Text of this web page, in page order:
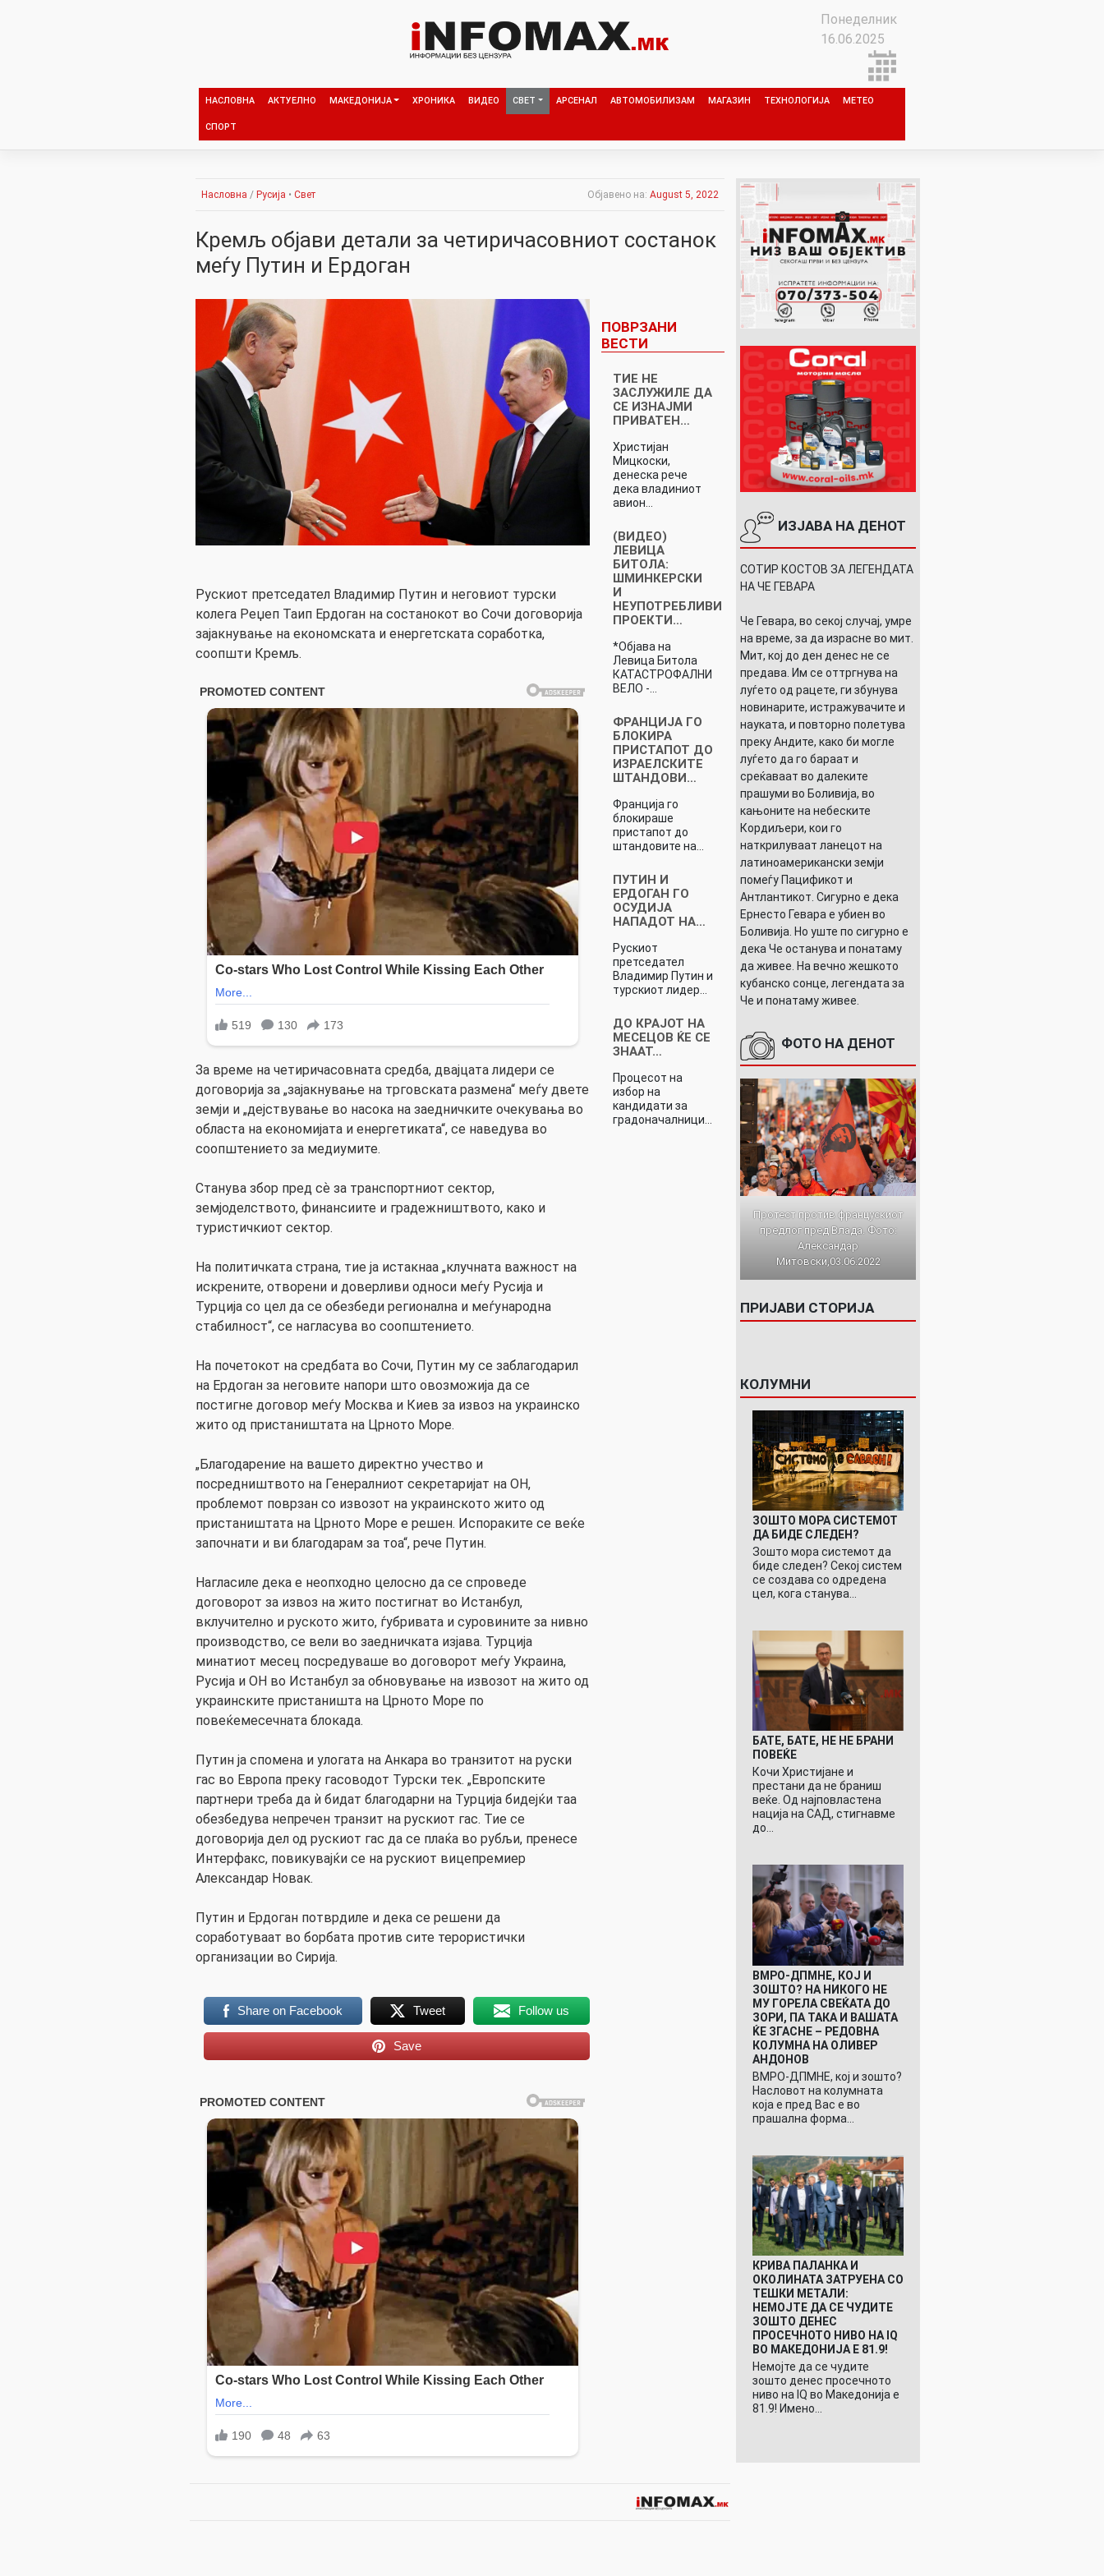
Понеделник
16.06.2025
НАСЛОВНА АКТУЕЛНО МАКЕДОНИЈА ХРОНИКА ВИДЕО СВЕТ АРСЕНАЛ АВТОМОБИЛИЗАМ МАГАЗИН ТЕХНОЛОГИЈА МЕТЕО
СПОРТ
Насловна / Русија • Свет Објавено на: August 5, 2022
Кремљ објави детали за четиричасовниот состанок
меѓу Путин и Ердоган
Рускиот претседател Владимир Путин и неговиот турски
колега Реџеп Таип Ердоган на состанокот во Сочи договорија
зајакнување на економската и енергетската соработка,
соопшти Кремљ.
За време на четиричасовната средба, двајцата лидери се
договорија за „зајакнување на трговската размена“ меѓу двете
земји и „дејствување во насока на заедничките очекувања во
областа на економијата и енергетиката“, се наведува во
соопштението за медиумите.
Станува збор пред сѐ за транспортниот сектор,
земјоделството, финансиите и градежништвото, како и
туристичкиот сектор.
На политичката страна, тие ја истакнаа „клучната важност на
искрените, отворени и доверливи односи меѓу Русија и
Турција со цел да се обезбеди регионална и меѓународна
стабилност“, се нагласува во соопштението.
На почетокот на средбата во Сочи, Путин му се заблагодарил
на Ердоган за неговите напори што овозможија да се
постигне договор меѓу Москва и Киев за извоз на украинско
жито од пристаништата на Црното Море.
„Благодарение на вашето директно учество и
посредништвото на Генералниот секретаријат на ОН,
проблемот поврзан со извозот на украинското жито од
пристаништата на Црното Море е решен. Испораките се веќе
започнати и ви благодарам за тоа“, рече Путин.
Нагласиле дека е неопходно целосно да се спроведе
договорот за извоз на жито постигнат во Истанбул,
вклучително и руското жито, ѓубривата и суровините за нивно
производство, се вели во заедничката изјава. Турција
минатиот месец посредуваше во договорот меѓу Украина,
Русија и ОН во Истанбул за обновување на извозот на жито од
украинските пристаништа на Црното Море по
повеќемесечната блокада.
Путин ја спомена и улогата на Анкара во транзитот на руски
гас во Европа преку гасоводот Турски тек. „Европските
партнери треба да ѝ бидат благодарни на Турција бидејќи таа
обезбедува непречен транзит на рускиот гас. Тие се
договорија дел од рускиот гас да се плаќа во рубљи, пренесе
Интерфакс, повикувајќи се на рускиот вицепремиер
Александар Новак.
Путин и Ердоган потврдиле и дека се решени да
соработуваат во борбата против сите терористички
организации во Сирија.
Share on Facebook Tweet Follow us
Save
ПОВРЗАНИ
ВЕСТИ
ТИЕ НЕ
ЗАСЛУЖИЛЕ ДА
СЕ ИЗНАЈМИ
ПРИВАТЕН…
Христијан
Мицкоски,
денеска рече
дека владиниот
авион…
(ВИДЕО)
ЛЕВИЦА
БИТОЛА:
ШМИНКЕРСКИ
И
НЕУПОТРЕБЛИВИ
ПРОЕКТИ…
*Објава на
Левица Битола
КАТАСТРОФАЛНИ
ВЕЛО -…
ФРАНЦИЈА ГО
БЛОКИРА
ПРИСТАПОТ ДО
ИЗРАЕЛСКИТЕ
ШТАНДОВИ…
Франција го
блокираше
пристапот до
штандовите на…
ПУТИН И
ЕРДОГАН ГО
ОСУДИЈА
НАПАДОТ НА…
Рускиот
претседател
Владимир Путин и
турскиот лидер…
ДО КРАЈОТ НА
МЕСЕЦОВ ЌЕ СЕ
ЗНААТ…
Процесот на
избор на
кандидати за
градоначалници…
ИЗЈАВА НА ДЕНОТ
СОТИР КОСТОВ ЗА ЛЕГЕНДАТА
НА ЧЕ ГЕВАРА
Че Гевара, во секој случај, умре
на време, за да израсне во мит.
Мит, кој до ден денес не се
предава. Им се оттргнува на
луѓето од рацете, ги збунува
новинарите, истражувачите и
науката, и повторно полетува
преку Андите, како би могле
луѓето да го бараат и
среќаваат во далеките
прашуми во Боливија, во
кањоните на небеските
Кордиљери, кои го
наткрилуваат ланецот на
латиноамерикански земји
помеѓу Пацификот и
Антлантикот. Сигурно е дека
Ернесто Гевара е убиен во
Боливија. Но уште по сигурно е
дека Че останува и понатаму
да живее. На вечно жешкото
кубанско сонце, легендата за
Че и понатаму живее.
ФОТО НА ДЕНОТ
Протест против францускиот
предлог пред Влада. Фото:
Александар
Митовски,03.06.2022
ПРИЈАВИ СТОРИЈА
КОЛУМНИ
ЗОШТО МОРА СИСТЕМОТ
ДА БИДЕ СЛЕДЕН?
Зошто мора системот да
биде следен? Секој систем
се создава со одредена
цел, кога станува…
БАТЕ, БАТЕ, НЕ НЕ БРАНИ
ПОВЕЌЕ
Кочи Христијане и
престани да не браниш
веќе. Од најповластена
нација на САД, стигнавме
до…
ВМРО-ДПМНЕ, КОЈ И
ЗОШТО? НА НИКОГО НЕ
МУ ГОРЕЛА СВЕЌАТА ДО
ЗОРИ, ПА ТАКА И ВАШАТА
ЌЕ ЗГАСНЕ – РЕДОВНА
КОЛУМНА НА ОЛИВЕР
АНДОНОВ
ВМРО-ДПМНЕ, кој и зошто?
Насловот на колумната
која е пред Вас е во
прашална форма…
КРИВА ПАЛАНКА И
ОКОЛИНАТА ЗАТРУЕНА СО
ТЕШКИ МЕТАЛИ:
НЕМОЈТЕ ДА СЕ ЧУДИТЕ
ЗОШТО ДЕНЕС
ПРОСЕЧНОТО НИВО НА IQ
ВО МАКЕДОНИЈА Е 81.9!
Немојте да се чудите
зошто денес просечното
ниво на IQ во Македонија е
81.9! Имено…